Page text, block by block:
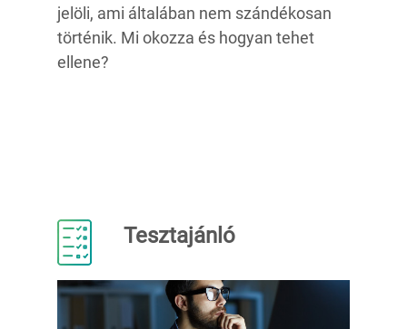
jelöli, ami általában nem szándékosan
történik. Mi okozza és hogyan tehet
ellene?
Tesztajánló